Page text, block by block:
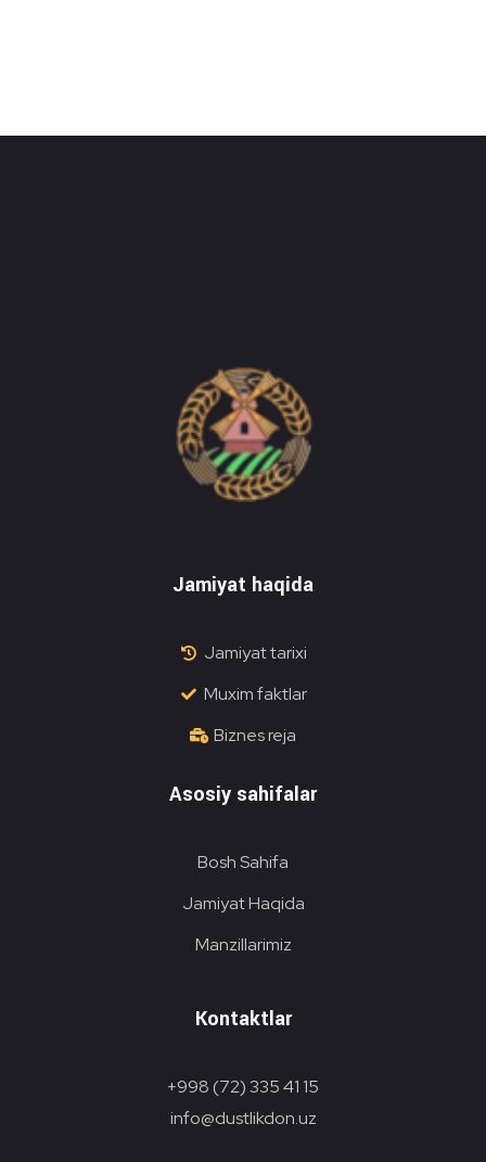
Jamiyat haqida
Jamiyat tarixi
Muxim faktlar
Biznes reja
Asosiy sahifalar
Bosh Sahifa
Jamiyat Haqida
Manzillarimiz
Kontaktlar
+998 (72) 335 41 15
info@dustlikdon.uz